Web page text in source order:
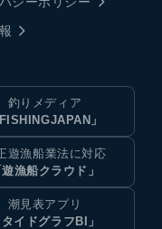
釣りメディア
FISHINGJAPAN」
遊漁船業法に対応
遊漁船クラウド」
潮見表アプリ
タイドグラフBI」